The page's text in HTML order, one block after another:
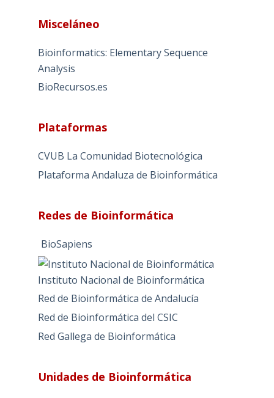
t
r
n
a
v
:
Misceláneo
Bioinformatics: Elementary Sequence
Analysis
BioRecursos.es
Plataformas
CVUB La Comunidad Biotecnológica
Plataforma Andaluza de Bioinformática
Redes de Bioinformática
BioSapiens
Instituto Nacional de Bioinformática
Red de Bioinformática de Andalucía
Red de Bioinformática del CSIC
Red Gallega de Bioinformática
Unidades de Bioinformática